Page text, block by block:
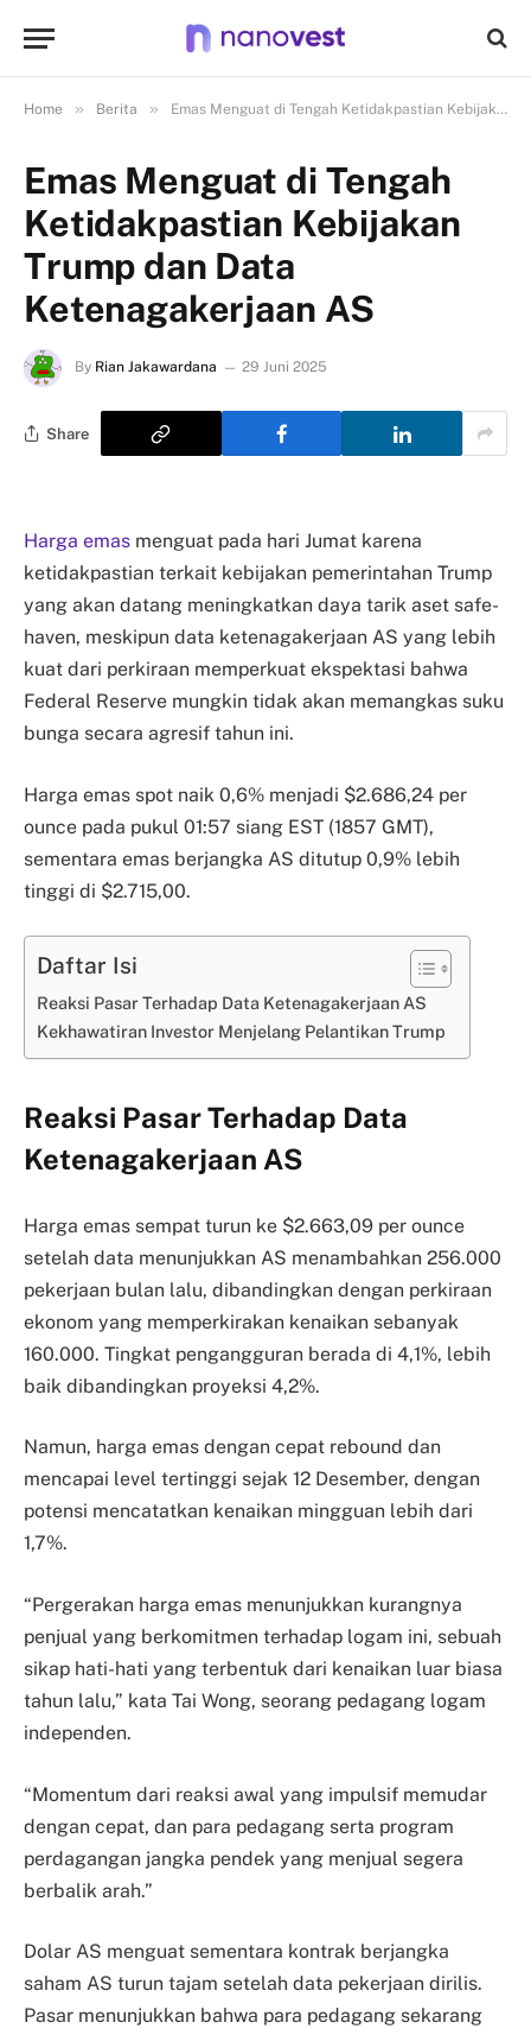
Home » Berita » Emas Menguat di Tengah Ketidakpastian Kebijakan Trump dan Data Ketenagakerjaan AS
Emas Menguat di Tengah
Ketidakpastian Kebijakan
Trump dan Data
Ketenagakerjaan AS
By Rian Jakawardana 29 Juni 2025
Share
Harga emas menguat pada hari Jumat karena
ketidakpastian terkait kebijakan pemerintahan Trump
yang akan datang meningkatkan daya tarik aset safe-
haven, meskipun data ketenagakerjaan AS yang lebih
kuat dari perkiraan memperkuat ekspektasi bahwa
Federal Reserve mungkin tidak akan memangkas suku
bunga secara agresif tahun ini.
Harga emas spot naik 0,6% menjadi $2.686,24 per
ounce pada pukul 01:57 siang EST (1857 GMT),
sementara emas berjangka AS ditutup 0,9% lebih
tinggi di $2.715,00.
Daftar Isi
Reaksi Pasar Terhadap Data Ketenagakerjaan AS
Kekhawatiran Investor Menjelang Pelantikan Trump
Reaksi Pasar Terhadap Data
Ketenagakerjaan AS
Harga emas sempat turun ke $2.663,09 per ounce
setelah data menunjukkan AS menambahkan 256.000
pekerjaan bulan lalu, dibandingkan dengan perkiraan
ekonom yang memperkirakan kenaikan sebanyak
160.000. Tingkat pengangguran berada di 4,1%, lebih
baik dibandingkan proyeksi 4,2%.
Namun, harga emas dengan cepat rebound dan
mencapai level tertinggi sejak 12 Desember, dengan
potensi mencatatkan kenaikan mingguan lebih dari
1,7%.
“Pergerakan harga emas menunjukkan kurangnya
penjual yang berkomitmen terhadap logam ini, sebuah
sikap hati-hati yang terbentuk dari kenaikan luar biasa
tahun lalu,” kata Tai Wong, seorang pedagang logam
independen.
“Momentum dari reaksi awal yang impulsif memudar
dengan cepat, dan para pedagang serta program
perdagangan jangka pendek yang menjual segera
berbalik arah.”
Dolar AS menguat sementara kontrak berjangka
saham AS turun tajam setelah data pekerjaan dirilis.
Pasar menunjukkan bahwa para pedagang sekarang